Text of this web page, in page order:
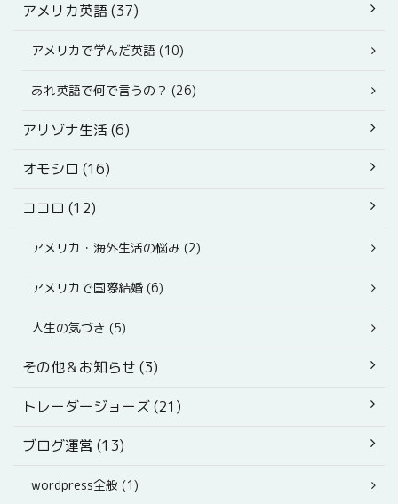
アメリカ英語 (37)
アメリカで学んだ英語 (10)
あれ英語で何で言うの？ (26)
アリゾナ生活 (6)
オモシロ (16)
ココロ (12)
アメリカ・海外生活の悩み (2)
アメリカで国際結婚 (6)
人生の気づき (5)
その他＆お知らせ (3)
トレーダージョーズ (21)
ブログ運営 (13)
wordpress全般 (1)